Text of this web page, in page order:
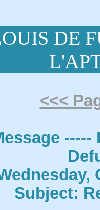
DE
<<<
-----
Subject: